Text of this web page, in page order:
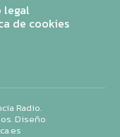
legal
de cookies
Radio.
Diseño